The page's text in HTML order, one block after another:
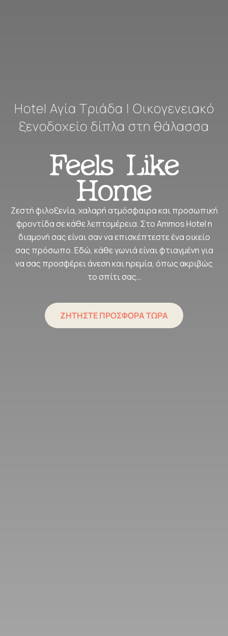
Hotel Αγία Τριάδα | Οικογενειακό
ξενοδοχείο δίπλα στη θάλασσα
Feels Like
Home
Ζεστή φιλοξενία, χαλαρή ατμόσφαιρα και προσωπική
φροντίδα σε κάθε λεπτομέρεια. Στο Ammos Hotel η
διαμονή σας είναι σαν να επισκέπτεστε ένα οικείο
σας πρόσωπο. Εδώ, κάθε γωνιά είναι φτιαγμένη για
να σας προσφέρει άνεση και ηρεμία, όπως ακριβώς
το σπίτι σας…
ΖΗΤΗΣΤΕ ΠΡΟΣΦΟΡΑ ΤΩΡΑ